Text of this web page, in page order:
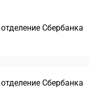
Сбербанка
Сбербанка